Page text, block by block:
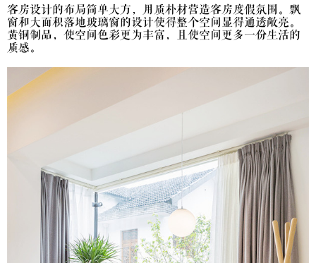
客房设计的布局简单大方，用质朴材营造客房度假氛围。飘
窗和大面积落地玻璃窗的设计使得整个空间显得通透敞亮。
黄铜制品，使空间色彩更为丰富，且使空间更多一份生活的
质感。